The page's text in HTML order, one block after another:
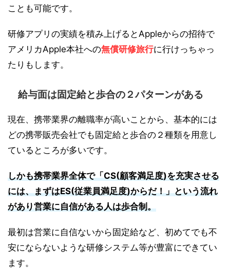
ことも可能です。
研修アプリの実績を積み上げるとAppleからの招待で
アメリカApple本社への無償研修旅行に行けっちゃっ
たりもします。
給与面は固定給と歩合の２パターンがある
現在、携帯業界の離職率が高いことから、基本的には
どの携帯販売会社でも固定給と歩合の２種類を用意し
ているところが多いです。
しかも携帯業界全体で「CS(顧客満足度)を充実させる
には、まずはES(従業員満足度)からだ！」という流れ
があり営業に自信がある人は歩合制。
最初は営業に自信ないから固定給など、初めてでも不
安にならないような研修システム等が豊富にできてい
ます。